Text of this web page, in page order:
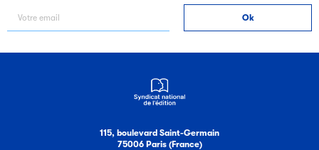
115, boulevard Saint-Germain
75006 Paris (France)